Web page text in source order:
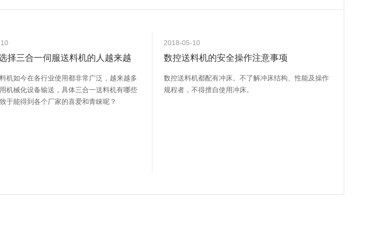
择三合一伺服送料机的人越来越
机如今在各行业使用都非常广泛，越来越多
机械化设备输送，具体三合一送料机有哪些
于能得到各个厂家的喜爱和青睐呢？
2018-05-10
数控送料机的安全操作注意事项
数控送料机都配有冲床。不了解冲床结构、性能及操作
规程者，不得擅自使用冲床。